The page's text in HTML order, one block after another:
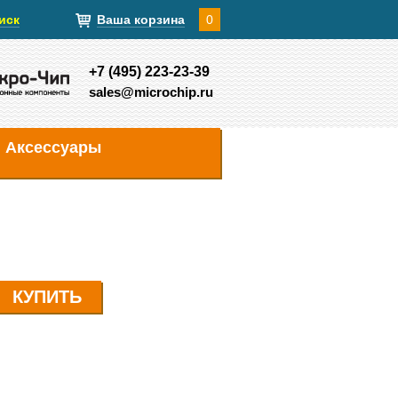
Ваша корзина 0
+7 (495) 223-23-39
sales@microchip.ru
Аксессуары
КУПИТЬ